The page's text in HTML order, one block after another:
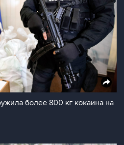
более 800 кг кокаина на